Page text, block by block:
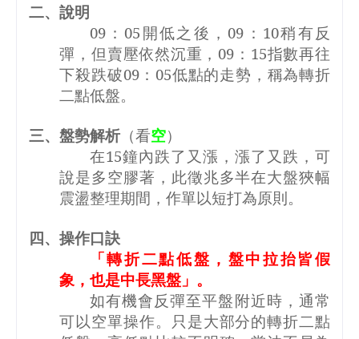
二、說明
09： 05 開低之後， 09 ： 10稍有反
彈，但賣壓依然沉重， 09 ： 15指數再往
下殺跌破09： 05低點的走勢，稱為轉折
二點低盤。
三、盤勢解析 （看空）
在15鐘內跌了又漲，漲了又跌，可
說是多空膠著，此徵兆多半在大盤狹幅
震盪整理期間，作單以短打為原則。
四、操作口訣
「轉折二點低盤，盤中拉抬皆假
象，也是中長黑盤」。
如有機會反彈至平盤附近時，通常
可以空單操作。只是大部分的轉折二點